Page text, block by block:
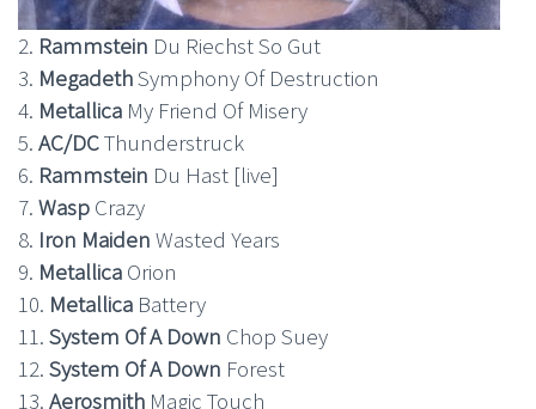
2. Rammstein Du Riechst So Gut
3. MegadethSymphony Of Destruction
4. Metallica My Friend Of Misery
5. AC/DCThunderstruck
6. Rammstein Du Hast [live]
7. Wasp Crazy
8. Iron Maiden Wasted Years
9. Metallica Orion
10. Metallica Battery
11. System Of A Down Chop Suey
12. System Of A Down Forest
13. Aerosmith Magic Touch